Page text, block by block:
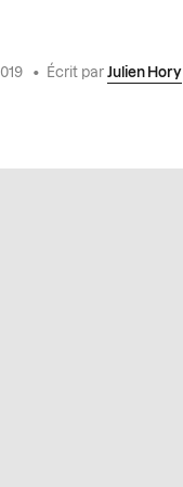
• Écrit par Julien Hory